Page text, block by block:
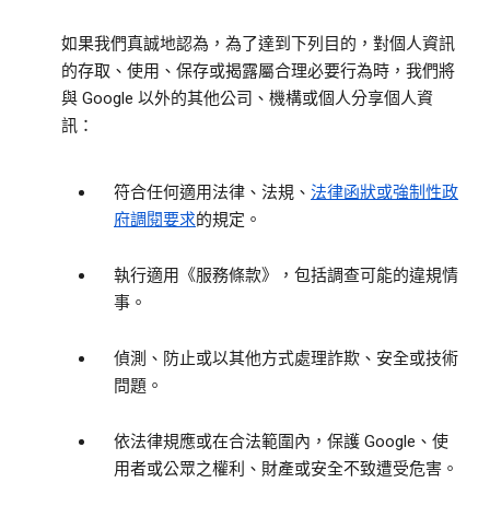
如果我們真誠地認為，為了達到下列目的，對個人資訊
的存取、使用、保存或揭露屬合理必要行為時，我們將
與 Google 以外的其他公司、機構或個人分享個人資
訊：
符合任何適用法律、法規、 法律函狀或強制性政
府調閱要求的規定。
執行適用《服務條款》，包括調查可能的違規情
事。
偵測、防止或以其他方式處理詐欺、安全或技術
問題。
依法律規應或在合法範圍內，保護 Google、使
用者或公眾之權利、財產或安全不致遭受危害。